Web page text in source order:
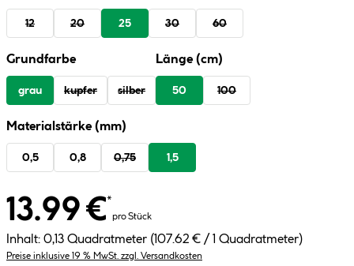
12 20 25 30 60
Grundfarbe
grau kupfer silber
Länge (cm)
50 100
Materialstärke (mm)
0,5 0,8 0,75 1,5
13.99 €*
pro Stück
Inhalt: 0,13 Quadratmeter (107.62 € / 1 Quadratmeter)
Preise inklusive 19 % MwSt. zzgl. Versandkosten